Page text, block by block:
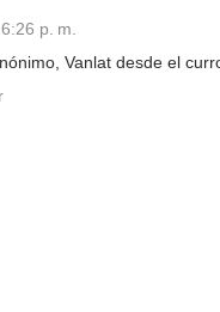
6:26 p. m.
Vanlat desde el